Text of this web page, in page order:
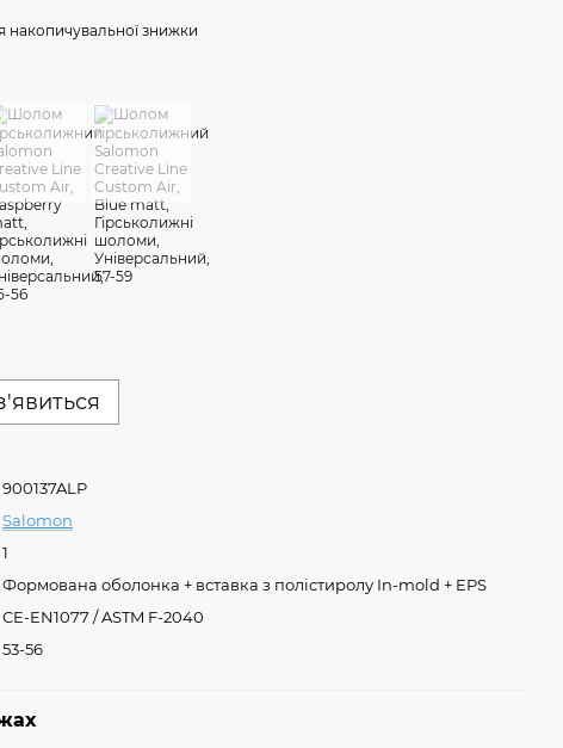
накопичувальної знижки
900137ALP
Salomon
1
Формована оболонка + вставка з полістиролу In-mold + EPS
CE-EN1077 / ASTM F-2040
53-56